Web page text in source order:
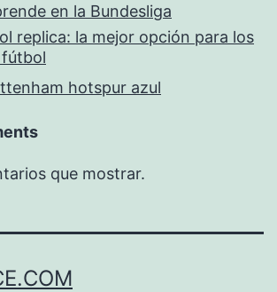
en la Bundesliga
replica: la mejor opción para los
hotspur azul
que mostrar.